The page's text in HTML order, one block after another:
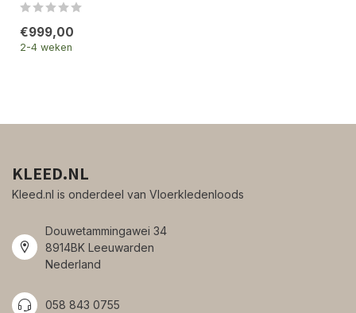
€999,00
2-4 weken
KLEED.NL
Kleed.nl is onderdeel van Vloerkledenloods
Douwetammingawei 34
8914BK Leeuwarden
Nederland
058 843 0755